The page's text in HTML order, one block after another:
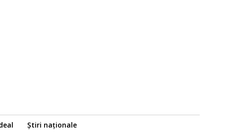
Știri naționale